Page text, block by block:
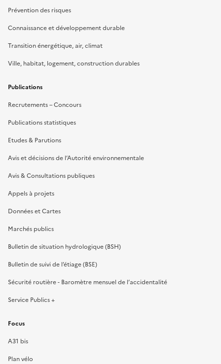
Prévention des risques
Connaissance et développement durable
Transition énergétique, air, climat
Ville, habitat, logement, construction durables
Publications
Recrutements – Concours
Publications statistiques
Etudes & Parutions
Avis et décisions de l’Autorité environnementale
Avis & Consultations publiques
Appels à projets
Données et Cartes
Marchés publics
Bulletin de situation hydrologique (BSH)
Bulletin de suivi de l’étiage (BSE)
Sécurité routière - Baromètre mensuel de l’accidentalité
Service Publics +
Focus
A31 bis
Plan vélo